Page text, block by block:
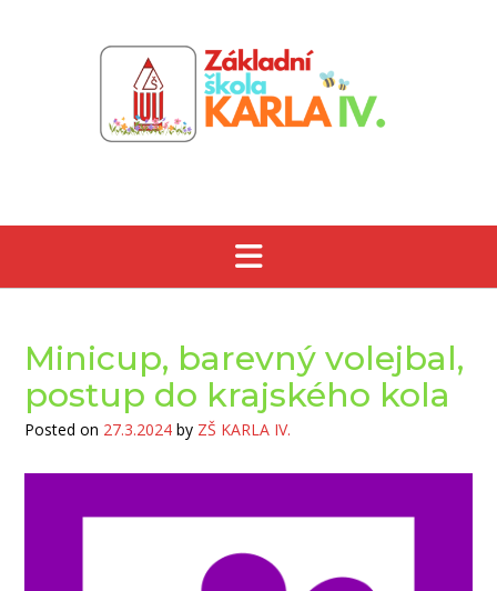
Minicup, barevný volejbal,
postup do krajského kola
Posted on 27.3.2024 by ZŠ KARLA IV.